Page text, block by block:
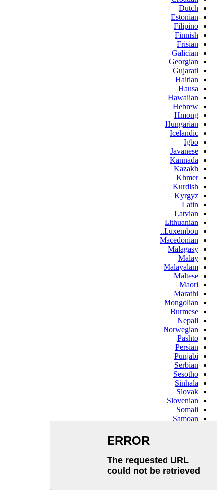
Dutch
Estonian
Filipino
Finnish
Frisian
Galician
Georgian
Gujarati
Haitian
Hausa
Hawaiian
Hebrew
Hmong
Hungarian
Icelandic
Igbo
Javanese
Kannada
Kazakh
Khmer
Kurdish
Kyrgyz
Latin
Latvian
Lithuanian
Luxembou..
Macedonian
Malagasy
Malay
Malayalam
Maltese
Maori
Marathi
Mongolian
Burmese
Nepali
Norwegian
Pashto
Persian
Punjabi
Serbian
Sesotho
Sinhala
Slovak
Slovenian
Somali
Samoan
Swahili
Tajik
Telugu